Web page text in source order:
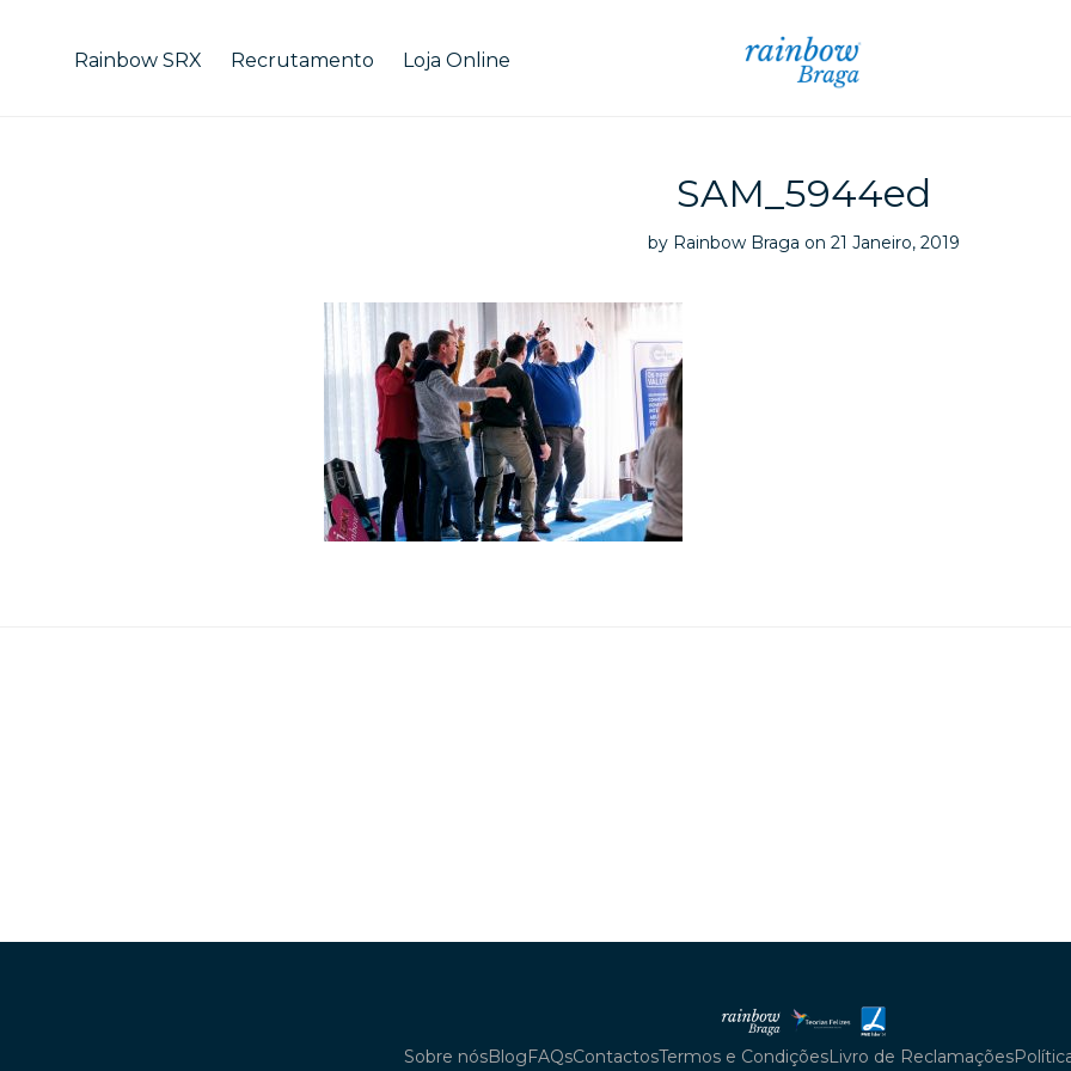
Rainbow SRX Recrutamento Loja Online
SAM_5944ed
by Rainbow Braga on 21 Janeiro, 2019
Sobre nósBlogFAQsContactosTermos e CondiçõesLivro de Reclamações